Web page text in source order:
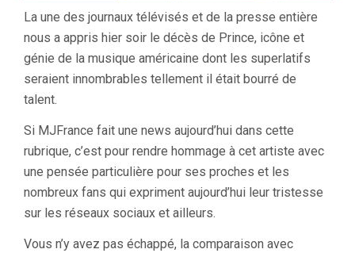
La une des journaux télévisés et de la presse entière
nous a appris hier soir le décès de Prince, icône et
génie de la musique américaine dont les superlatifs
seraient innombrables tellement il était bourré de
talent.
Si MJFrance fait une news aujourd’hui dans cette
rubrique, c’est pour rendre hommage à cet artiste avec
une pensée particulière pour ses proches et les
nombreux fans qui expriment aujourd’hui leur tristesse
sur les réseaux sociaux et ailleurs.
Vous n’y avez pas échappé, la comparaison avec